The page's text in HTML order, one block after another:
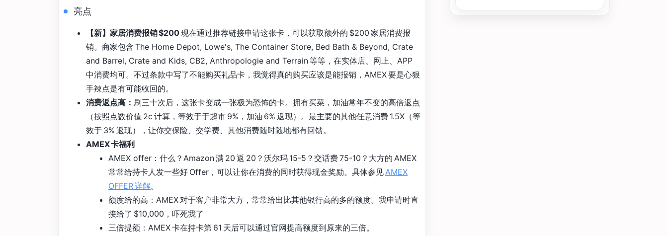
亮点
【新】家居消费报销 $200现在通过推荐链接申请这张卡，可以获取额外的 $200 家居消费报
销。商家包含 The Home Depot, Lowe's, The Container Store, Bed Bath & Beyond, Crate
and Barrel, Crate and Kids, CB2, Anthropologie and Terrain 等等，在实体店、网上、APP
中消费均可。不过条款中写了不能购买礼品卡，我觉得真的购买应该是能报销，AMEX 要是心狠
手辣点是有可能收回的。
消费返点高： 刷三十次后，这张卡变成一张极为恐怖的卡。拥有买菜，加油常年不变的高倍返点
（按照点数价值 2c 计算，等效于于超市 9%，加油 6% 返现）。最主要的其他任意消费 1.5X（等
效于 3% 返现），让你交保险、交学费、其他消费随时随地都有回馈。
AMEX 卡福利
AMEX offer：什么？Amazon 满 20 返 20？沃尔玛 15-5？交话费 75-10？大方的 AMEX
常常给持卡人发一些好 Offer，可以让你在消费的同时获得现金奖励。具体参见AMEX
OFFER 详解。
额度给的高：AMEX 对于客户非常大方，常常给出比其他银行高的多的额度。我申请时直
接给了 $10,000，吓死我了
三倍提额：AMEX 卡在持卡第 61 天后可以通过官网提高额度到原来的三倍。